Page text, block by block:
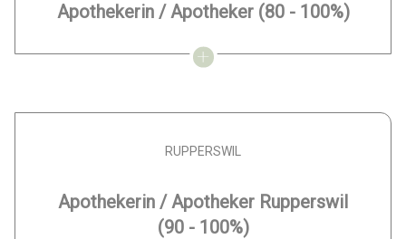
Apothekerin / Apotheker (80 - 100%)
RUPPERSWIL
Apothekerin / Apotheker Rupperswil
(90 - 100%)